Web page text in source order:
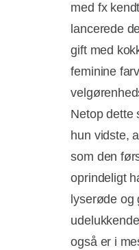
med fx
lancerede
gift med
feminine
Netop dette
hun vidste,
som den
oprindeligt
lyserøde og
også er i